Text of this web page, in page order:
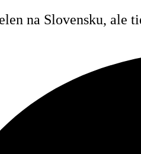
na Slovensku, ale